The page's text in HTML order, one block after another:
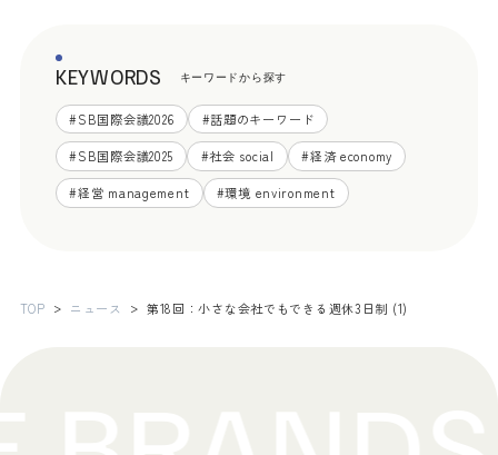
KEYWORDS キーワードから探す
#SB国際会議2026 #話題のキーワード
#SB国際会議2025 #社会 social #経済 economy
#経営 management #環境 environment
TOP ニュース 第18回：小さな会社でもできる週休3日制 (1)